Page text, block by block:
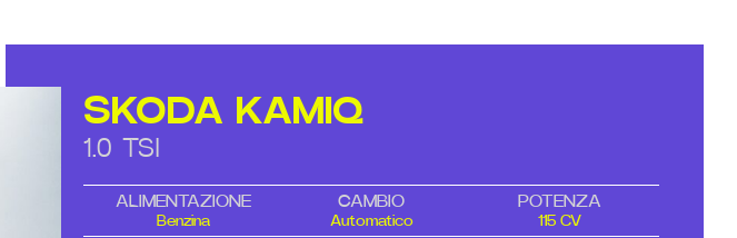
SKODA KAMIQ
1.0 TSI
ALIMENTAZIONE
Benzina
CAMBIO
Automatico
POTENZA
115 CV